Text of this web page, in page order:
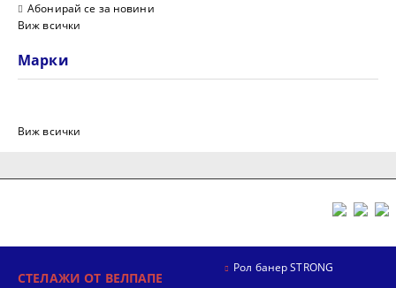
Абонирай се за новини
Виж всички
Марки
Виж всички
СТЕЛАЖИ ОТ ВЕЛПАПЕ
Рол банер STRONG